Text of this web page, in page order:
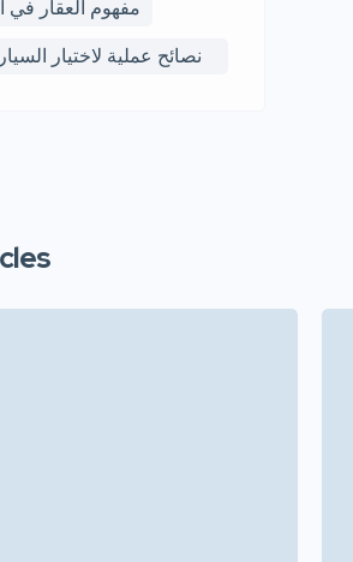
مفهوم العقار في
نصائح عملية لاختيار